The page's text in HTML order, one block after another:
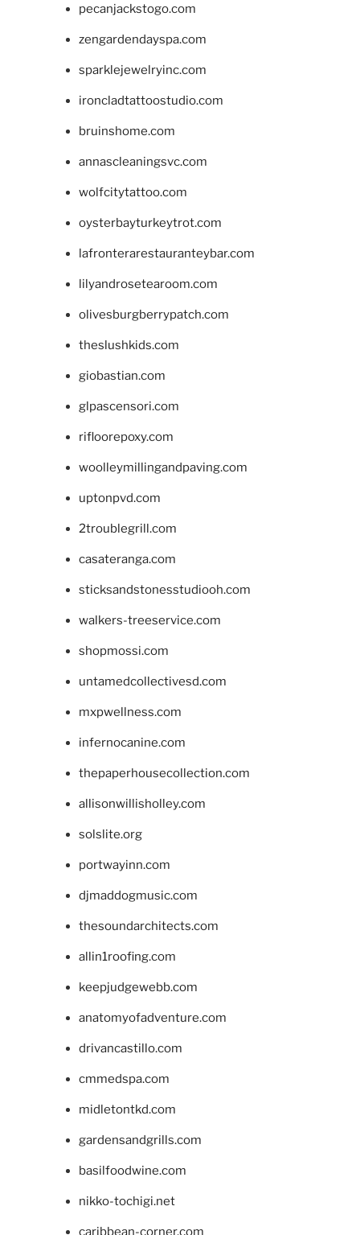
pecanjackstogo.com
zengardendayspa.com
sparklejewelryinc.com
ironcladtattoostudio.com
bruinshome.com
annascleaningsvc.com
wolfcitytattoo.com
oysterbayturkeytrot.com
lafronterarestauranteybar.com
lilyandrosetearoom.com
olivesburgberrypatch.com
theslushkids.com
giobastian.com
glpascensori.com
rifloorepoxy.com
woolleymillingandpaving.com
uptonpvd.com
2troublegrill.com
casateranga.com
sticksandstonesstudiooh.com
walkers-treeservice.com
shopmossi.com
untamedcollectivesd.com
mxpwellness.com
infernocanine.com
thepaperhousecollection.com
allisonwillisholley.com
solslite.org
portwayinn.com
djmaddogmusic.com
thesoundarchitects.com
allin1roofing.com
keepjudgewebb.com
anatomyofadventure.com
drivancastillo.com
cmmedspa.com
midletontkd.com
gardensandgrills.com
basilfoodwine.com
nikko-tochigi.net
caribbean-corner.com